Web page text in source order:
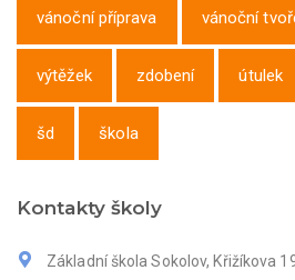
vánoční příprava vánoční
výtěžek zdobení útulek
šd škola
Kontakty školy
Základní škola Sokolov, Křižíkova